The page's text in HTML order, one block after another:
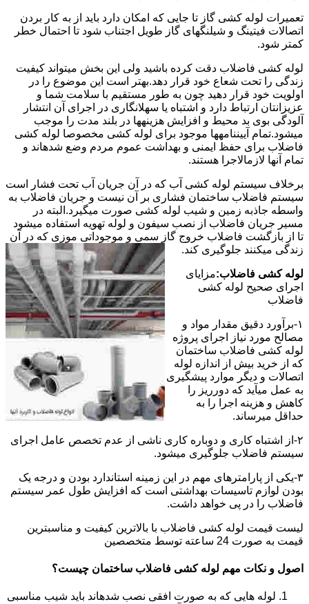
تعمیرات لوله کشی گاز تا جایی که امکان دارد باید از به کار بردن
اتصالات فیتینگ و شیلنگهای گاز طویل اجتناب شود تا احتمال خطر
کمتر شود.
لوله کشی فاضلاب دقت کرده باشید ولی این بخش میتواند کیفیت
زندگی را تحت شعاع خود قرار دهد.بهتر است این موضوع را در
اولویت خود قرار دهید چون به طور مستقیم با سلامت شما و
عزیزانتان ارتباط دارد و اشتباه یا سهلانگاری در اجرای آن انتشار
آلودگی بوی بد محیط و افزایش هزینهها در بلند مدت را موجب
میشود.تمام آییننامهها موجود برای لوله کشی مخصوصا لوله کشی
فاضلاب برای حفظ ایمنی و بهداشت عموم مردم وضع شدهاند و
تمام آنها لازمالاجرا هستند.
برخلاف سیستم لوله کشی آب که در آن جریان آب تحت فشار است
سیستم فاضلاب ساختمان فشاری بر آن نیست و جریان فاضلاب به
واسطه جاذبه زمین و شیب لوله کشی صورت میگیرد.البته در
مسیر جریان فاضلاب از نصب سیفون و لوله تهویه استفاده میشود
تا از بازگشت فاضلاب خروج گاز سمی و موجوداتی موزی که در آن
زندگی میکنند جلوگیری کند.
لوله کشی فاضلاب:مزایای
اجرای صحیح لوله کشی
فاضلاب
۱-برآورد دقیق مقدار مواد و
مصالح مورد نیاز اجرای پروژه
لوله کشی فاضلاب ساختمان
که از خرید بیش از اندازه لوله
اتصالات و دیگر موارد پیشگیری
به عمل میآید که دورریز را
کاهش و هزینه اجرا را به
حداقل میرساند.
۲-از اشتباه کاری و دوباره کاری ناشی از عدم تخصص عامل اجرای
سیستم فاضلاب جلوگیری میشود.
۳-یکی از پارامترهای مهم در این زمینه استاندارد بودن و درجه یک
بودن لوازم تاسیسات بهداشتی است که افزایش طول عمر سیستم
فاضلاب را در پی خواهد داشت.
لیست قیمت لوله کشی فاضلاب با بالاترین کیفیت و مناسبترین
قیمت به صورت 24 ساعته توسط متخصصین
اصول و نکات مهم لوله کشی فاضلاب ساختمان چیست؟
لوله هایی که به صورت افقی نصب شدهاند باید شیب مناسبی